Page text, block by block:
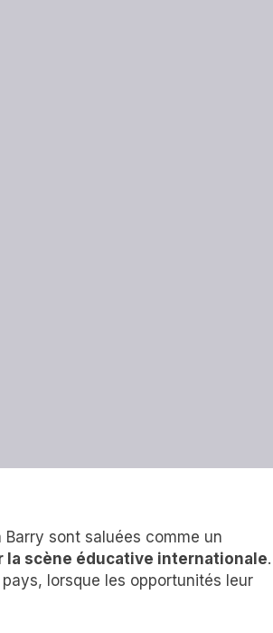
sont saluées comme un
la scène éducative internationale.
lorsque les opportunités leur